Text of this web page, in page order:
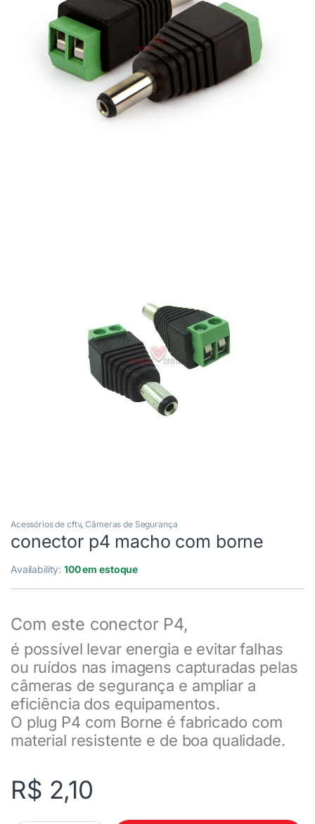
Acessórios de cftv,Câmeras de Segurança
conector p4 macho com borne
Availability:100 em estoque
Com este conector P4,
é possível levar energia e evitar falhas
ou ruídos nas imagens capturadas pelas
câmeras de segurança e ampliar a
eficiência dos equipamentos.
O plug P4 com Borne é fabricado com
material resistente e de boa qualidade.
R$ 2,10